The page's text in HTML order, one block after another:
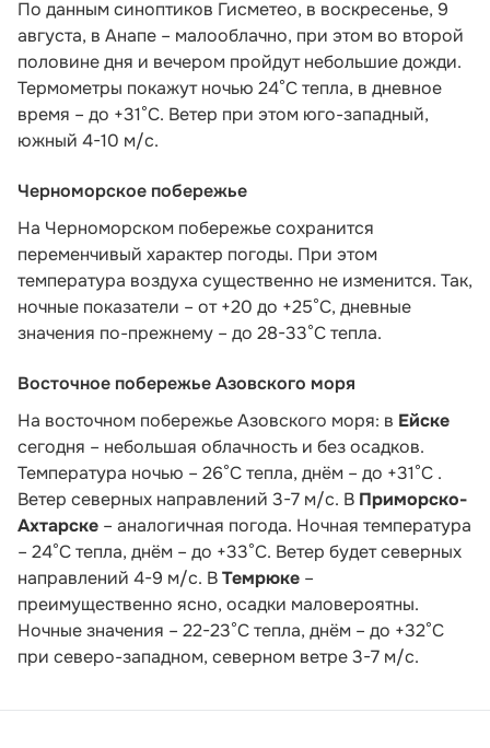
По данным синоптиков Гисметео, в воскресенье, 9
августа, в Анапе – малооблачно, при этом во второй
половине дня и вечером пройдут небольшие дожди.
Термометры покажут ночью 24°C тепла, в дневное
время – до +31°C. Ветер при этом юго-западный,
южный 4-10 м/с.
Черноморское побережье
На Черноморском побережье сохранится
переменчивый характер погоды. При этом
температура воздуха существенно не изменится. Так,
ночные показатели – от +20 до +25°С, дневные
значения по-прежнему – до 28-33°С тепла.
Восточное побережье Азовского моря
На восточном побережье Азовского моря: в Ейске
сегодня – небольшая облачность и без осадков.
Температура ночью – 26°С тепла, днём – до +31°С .
Ветер северных направлений 3-7 м/с. В Приморско-
Ахтарске – аналогичная погода. Ночная температура
– 24°С тепла, днём – до +33°С. Ветер будет северных
направлений 4-9 м/с. ВТемрюке –
преимущественно ясно, осадки маловероятны.
Ночные значения – 22-23°С тепла, днём – до +32°С
при северо-западном, северном ветре 3-7 м/с.